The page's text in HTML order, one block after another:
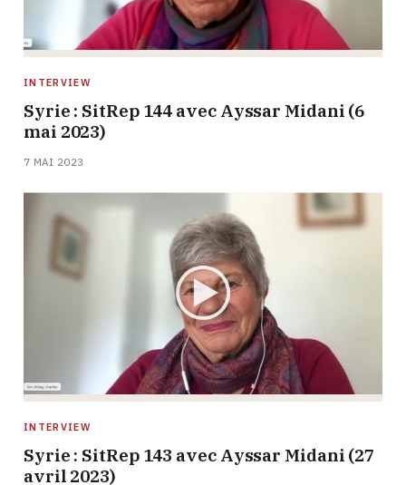
INTERVIEW
Syrie : SitRep 144 avec Ayssar Midani (6
mai 2023)
7 MAI 2023
INTERVIEW
Syrie : SitRep 143 avec Ayssar Midani (27
avril 2023)